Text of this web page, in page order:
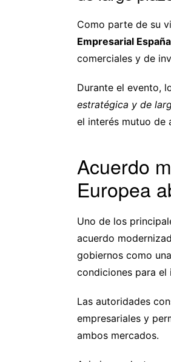
Como parte de su
Empresarial
comerciales y de
Durante el evento,
estratégica y de
el interés mutuo de
Acuerdo
Europea
Uno de los
acuerdo
gobiernos como
condiciones para el
Las autoridades
empresariales y
ambos mercados.